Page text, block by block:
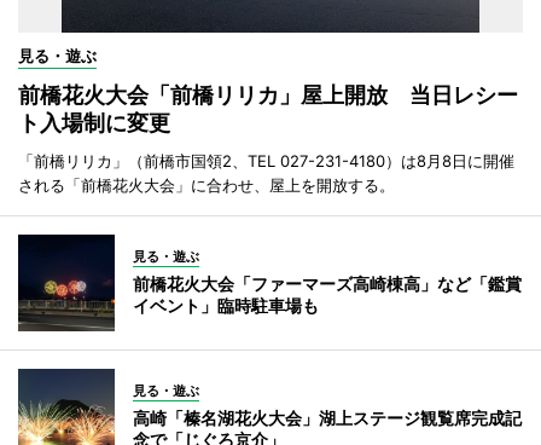
見る・遊ぶ
前橋花火大会「前橋リリカ」屋上開放 当日レシー
ト入場制に変更
「前橋リリカ」（前橋市国領2、TEL 027-231-4180）は8月8日に開催
される「前橋花火大会」に合わせ、屋上を開放する。
見る・遊ぶ
前橋花火大会「ファーマーズ高崎棟高」など「鑑賞
イベント」臨時駐車場も
見る・遊ぶ
高崎「榛名湖花火大会」湖上ステージ観覧席完成記
念で「じぐろ京介」